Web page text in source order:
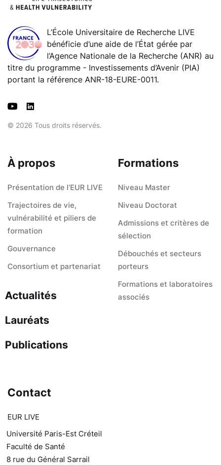
L’École Universitaire de Recherche LIVE
bénéficie d’une aide de l’État gérée par
l’Agence Nationale de la Recherche (ANR) au
titre du programme - Investissements d’Avenir (PIA)
portant la référence ANR-18-EURE-0011.
© 2026 Tous droits réservés.
À propos
Présentation de l’EUR LIVE
Trajectoires de vie,
vulnérabilité et piliers de
formation
Gouvernance
Consortium et partenariat
Actualités
Lauréats
Publications
Formations
Niveau Master
Niveau Doctorat
Admissions et critères de
sélection
Débouchés et secteurs
porteurs
Formations et laboratoires
associés
Contact
EUR LIVE
Université Paris-Est Créteil
Faculté de Santé
8 rue du Général Sarrail